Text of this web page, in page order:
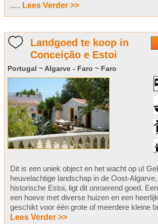
..... Lees Verder >>
Landgoed te koop in
Conceição e Estoi
Portugal ~ Algarve - Faro ~ Faro
Dit is een uniek object en het wacht op u!
heuvelachtige landschap in de Oost-
historische Estoi, ligt dit onroerend goed.
een hoeve met diverse huizen en een
geschikt voor één grote of meerdere kleine
Lees Verder >>